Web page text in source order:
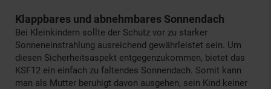
Klappbares und abnehmbares Sonnendach
Bei Kleinkindern sollte der Schutz vor zu starker
Sonneneinstrahlung ausreichend gewährleistet sein. Um
diesen Sicherheitsaspekt entgegenzukommen, bietet das
KSF12 ein einfach zu faltendes Sonnendach. Somit kann
man als Mutter beruhigt davon ausgehen, sein Kind keiner